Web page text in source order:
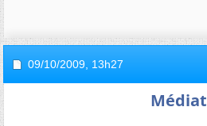
09/10/2009, 13h27
Médiat